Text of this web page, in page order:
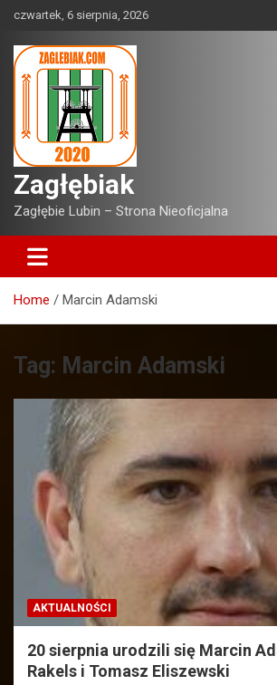
content
czwartek, 6 sierpnia, 2026
Zagłębiak
Zagłębie Lubin – Strona Nieoficjalna
Home Marcin Adamski
Tag: Marcin Adamski
AKTUALNOŚCI
20 sierpnia urodzili się Marcin
Rakels i Tomasz Eliszewski